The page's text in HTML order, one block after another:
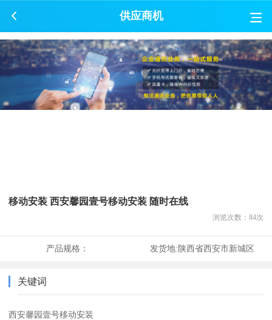
供应商机
移动安装 西安馨园壹号移动安装 随时在线
浏览次数： 84次
产品规格： 发货地:陕西省西安市新城区
关键词
西安馨园壹号移动安装